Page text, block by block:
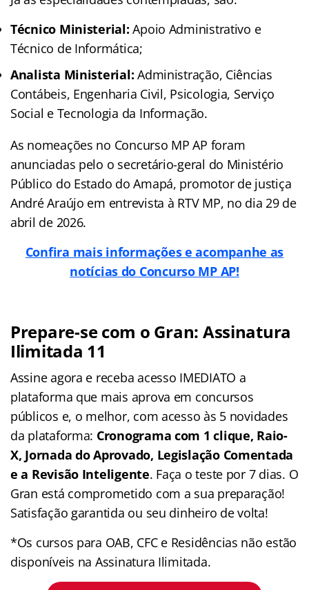
Técnico Ministerial: Apoio Administrativo e
Técnico de Informática;
Analista Ministerial:Administração, Ciências
Contábeis, Engenharia Civil, Psicologia, Serviço
Social e Tecnologia da Informação.
As nomeações no Concurso MP AP foram
anunciadas pelo o secretário-geral do Ministério
Público do Estado do Amapá, promotor de justiça
André Araújo em entrevista à RTV MP, no dia 29 de
abril de 2026.
Confira mais informações e acompanhe as
notícias do Concurso MP AP!
Prepare-se com o Gran: Assinatura
Ilimitada 11
Assine agora e receba acesso IMEDIATO a
plataforma que mais aprova em concursos
públicos e, o melhor, com acesso às 5 novidades
da plataforma: Cronograma com 1 clique, Raio-
X, Jornada do Aprovado, Legislação Comentada
e a Revisão Inteligente. Faça o teste por 7 dias. O
Gran está comprometido com a sua preparação!
Satisfação garantida ou seu dinheiro de volta!
*Os cursos para OAB, CFC e Residências não estão
disponíveis na Assinatura Ilimitada.